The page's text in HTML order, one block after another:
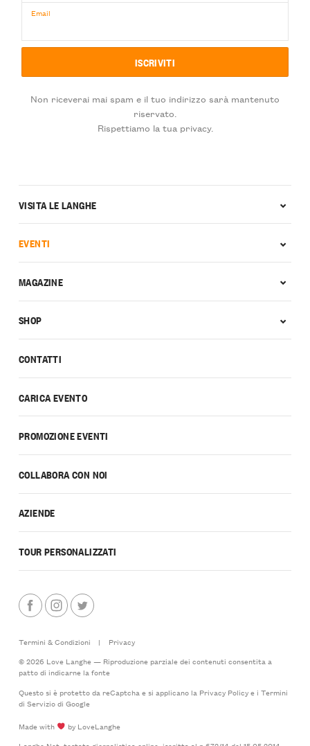
Email
Non riceverai mai spam e il tuo indirizzo sarà mantenuto
riservato.
Rispettiamo la tua privacy.
CONTATTI
CARICA EVENTO
PROMOZIONE EVENTI
COLLABORA CON NOI
AZIENDE
TOUR PERSONALIZZATI
VISITA LE LANGHE
EVENTI
MAGAZINE
SHOP
Termini & Condizioni |
Privacy
© 2026 Love Langhe — Riproduzione parziale dei contenuti consentita a
patto di indicarne la fonte
Questo si è protetto da reCaptcha e si applicano la Privacy Policye i Termini
di Serviziodi Google
Made with
by LoveLanghe